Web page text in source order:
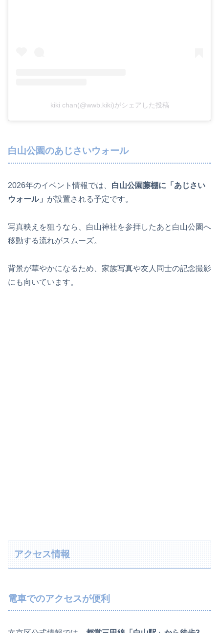
kiki chan(@wwb.kiki)がシェアした投稿
白山公園のあじさいウォール
2026年のイベント情報では、 白山公園藤棚に「あじさい
ウォール」 が設置される予定です。
写真映えを狙うなら、白山神社を参拝したあと白山公園へ
移動する流れがスムーズ。
背景が華やかになるため、家族写真や友人同士の記念撮影
にも向いています。
アクセス情報
電車でのアクセスが便利